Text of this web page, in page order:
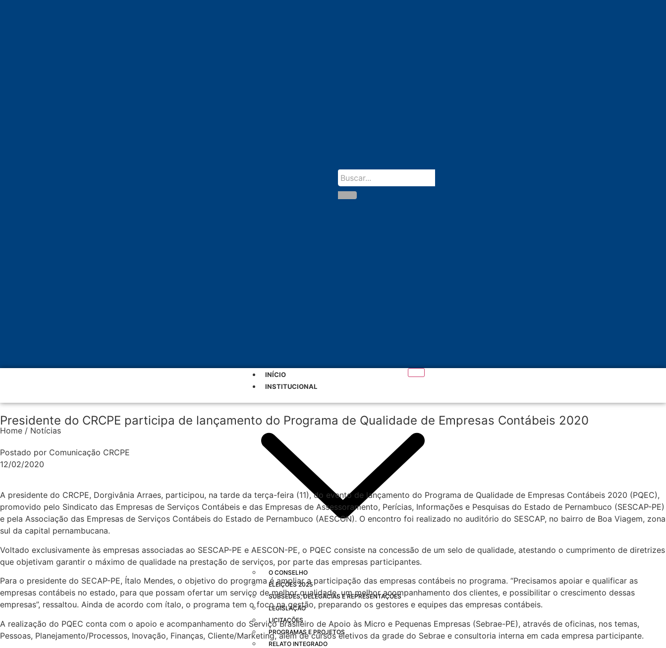
INÍCIO
INSTITUCIONAL
O CONSELHO
ELEIÇÕES 2025
SUBSEDES, DELEGACIAS E REPRESENTAÇÕES
LEGISLAÇÃO
LICITAÇÕES
PROGRAMAS E PROJETOS
RELATO INTEGRADO
Presidente do CRCPE participa de lançamento do Programa de Qualidade de Empresas Contábeis 2020
Home / Notícias
Postado por Comunicação CRCPE
12/02/2020
A presidente do CRCPE, Dorgivânia Arraes, participou, na tarde da terça-feira (11), do evento de lançamento do Programa de Qualidade de Empresas Contábeis 2020 (PQEC),
promovido pelo Sindicato das Empresas de Serviços Contábeis e das Empresas de Assessoramento, Perícias, Informações e Pesquisas do Estado de Pernambuco (SESCAP-PE)
e pela Associação das Empresas de Serviços Contábeis do Estado de Pernambuco (AESCON). O encontro foi realizado no auditório do SESCAP, no bairro de Boa Viagem, zona
sul da capital pernambucana.
Voltado exclusivamente às empresas associadas ao SESCAP-PE e AESCON-PE, o PQEC consiste na concessão de um selo de qualidade, atestando o cumprimento de diretrizes
que objetivam garantir o máximo de qualidade na prestação de serviços, por parte das empresas participantes.
Para o presidente do SECAP-PE, Ítalo Mendes, o objetivo do programa é ampliar a participação das empresas contábeis no programa. “Precisamos apoiar e qualificar as
empresas contábeis no estado, para que possam ofertar um serviço de melhor qualidade, um melhor acompanhamento dos clientes, e possibilitar o crescimento dessas
empresas”, ressaltou. Ainda de acordo com ítalo, o programa tem o foco na gestão, preparando os gestores e equipes das empresas contábeis.
A realização do PQEC conta com o apoio e acompanhamento do Serviço Brasileiro de Apoio às Micro e Pequenas Empresas (Sebrae-PE), através de oficinas, nos temas,
Pessoas, Planejamento/Processos, Inovação, Finanças, Cliente/Marketing, além de cursos eletivos da grade do Sebrae e consultoria interna em cada empresa participante.